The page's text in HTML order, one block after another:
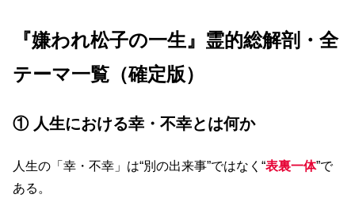
『嫌われ松子の一生』霊的総解剖・全
テーマ一覧（確定版）
① 人生における幸・不幸とは何か
人生の「幸・不幸」は“別の出来事”ではなく“表裏一体”で
ある。